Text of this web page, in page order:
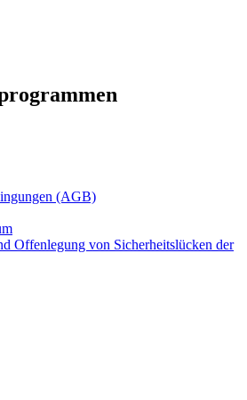
(AGB)
Offenlegung von Sicherheitslücken der